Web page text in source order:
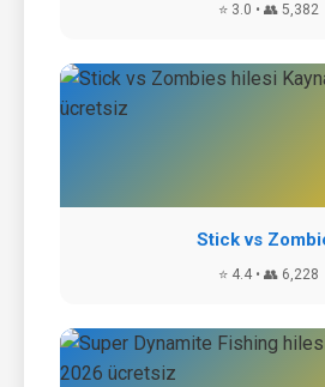
⭐ 3.0 • 👥 5,382
Stick vs
⭐ 4.4 • 👥 6,228